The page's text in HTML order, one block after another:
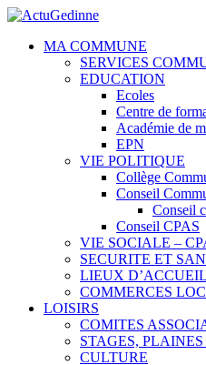
MA COMMUNE
SERVICES
EDUCATION
Ecoles
Centre de
Académie de
EPN
VIE POLITIQUE
Collège
Conseil
Conseil
Conseil CPAS
VIE SOCIALE –
SECURITE ET
LIEUX D’ACCUEIL
COMMERCES
LOISIRS
COMITES
STAGES,
CULTURE